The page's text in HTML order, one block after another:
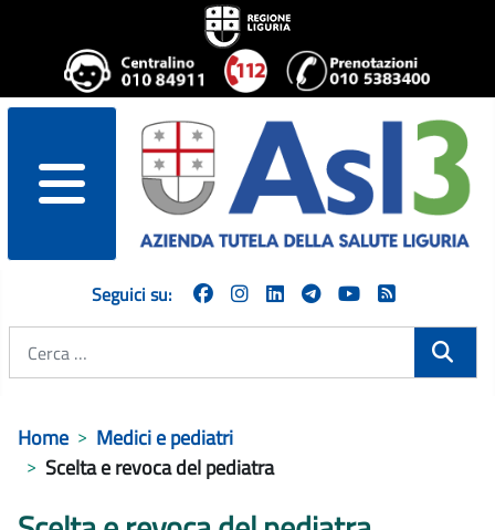
menu
Seguici su:
Home
Medici e pediatri
Scelta e revoca del pediatra